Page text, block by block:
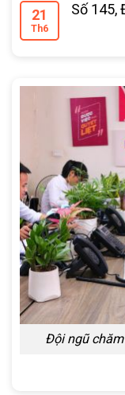
21
Th6
Số 145,
Đội ngũ